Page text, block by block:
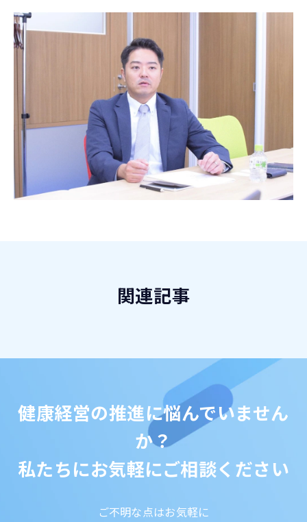
関連記事
健康経営の推進に悩んでいません
か？
私たちにお気軽にご相談ください
ご不明な点はお気軽に